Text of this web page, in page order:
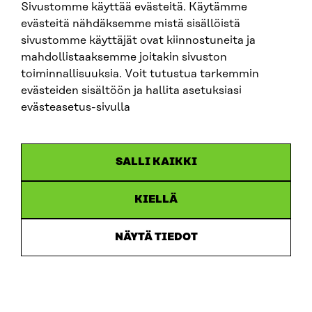
Sivustomme käyttää evästeitä. Käytämme
evästeitä nähdäksemme mistä sisällöistä
sivustomme käyttäjät ovat kiinnostuneita ja
mahdollistaaksemme joitakin sivuston
toiminnallisuuksia. Voit tutustua tarkemmin
evästeiden sisältöön ja hallita asetuksiasi
evästeasetus-sivulla
SALLI KAIKKI
KIELLÄ
NÄYTÄ TIEDOT
sen sisäiset ja ulkoiset suhteet, vaikuttavat
valintoihin. Piilaakson arvomaailma ja Mark
Zuckerbergin asema yrityksen huipulla
vaikuttavat siihen, millainen portinvartija
Facebook on.
Institutionaalinen taso
median portinvartijoihin säätämällä lakeja,
ohjaamalla poliittisin ohjelmin ja
sääntelemällä toimintaympäristöä.